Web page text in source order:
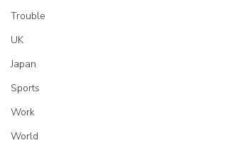
Trouble
UK
Japan
Sports
Work
World